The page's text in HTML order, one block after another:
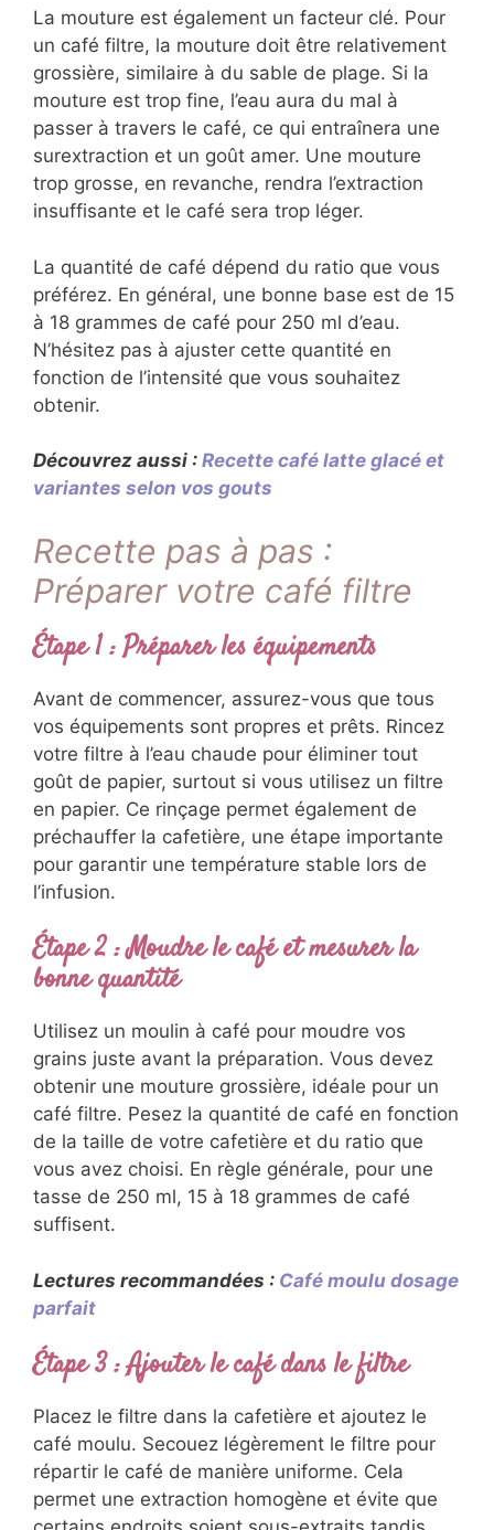
La mouture est également un facteur clé. Pour
un café filtre, la mouture doit être relativement
grossière, similaire à du sable de plage. Si la
mouture est trop fine, l’eau aura du mal à
passer à travers le café, ce qui entraînera une
surextraction et un goût amer. Une mouture
trop grosse, en revanche, rendra l’extraction
insuffisante et le café sera trop léger.
La quantité de café dépend du ratio que vous
préférez. En général, une bonne base est de 15
à 18 grammes de café pour 250 ml d’eau.
N’hésitez pas à ajuster cette quantité en
fonction de l’intensité que vous souhaitez
obtenir.
Découvrez aussi : Recette café latte glacé et
variantes selon vos gouts
Recette pas à pas :
Préparer votre café filtre
Étape 1 : Préparer les équipements
Avant de commencer, assurez-vous que tous
vos équipements sont propres et prêts. Rincez
votre filtre à l’eau chaude pour éliminer tout
goût de papier, surtout si vous utilisez un filtre
en papier. Ce rinçage permet également de
préchauffer la cafetière, une étape importante
pour garantir une température stable lors de
l’infusion.
Étape 2 : Moudre le café et mesurer la
bonne quantité
Utilisez un moulin à café pour moudre vos
grains juste avant la préparation. Vous devez
obtenir une mouture grossière, idéale pour un
café filtre. Pesez la quantité de café en fonction
de la taille de votre cafetière et du ratio que
vous avez choisi. En règle générale, pour une
tasse de 250 ml, 15 à 18 grammes de café
suffisent.
Lectures recommandées : Café moulu dosage
parfait
Étape 3 : Ajouter le café dans le filtre
Placez le filtre dans la cafetière et ajoutez le
café moulu. Secouez légèrement le filtre pour
répartir le café de manière uniforme. Cela
permet une extraction homogène et évite que